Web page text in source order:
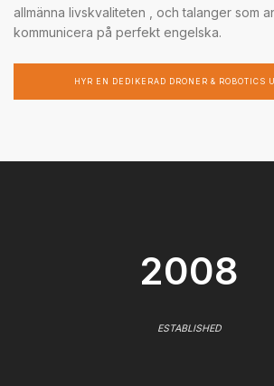
allmänna livskvaliteten , och talanger som
kommunicera på perfekt engelska.
HYR EN DEDIKERAD DRONER & ROBOTICS
2008
ESTABLISHED